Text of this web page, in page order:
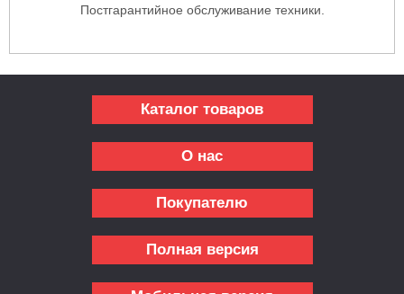
Постгарантийное обслуживание техники.
Каталог товаров
О нас
Покупателю
Полная версия